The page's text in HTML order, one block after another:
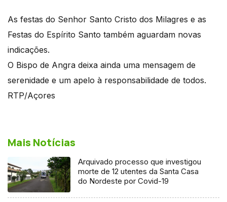
As festas do Senhor Santo Cristo dos Milagres e as
Festas do Espírito Santo também aguardam novas
indicações.
O Bispo de Angra deixa ainda uma mensagem de
serenidade e um apelo à responsabilidade de todos.
RTP/Açores
Mais Notícias
Arquivado processo que investigou
morte de 12 utentes da Santa Casa
do Nordeste por Covid-19